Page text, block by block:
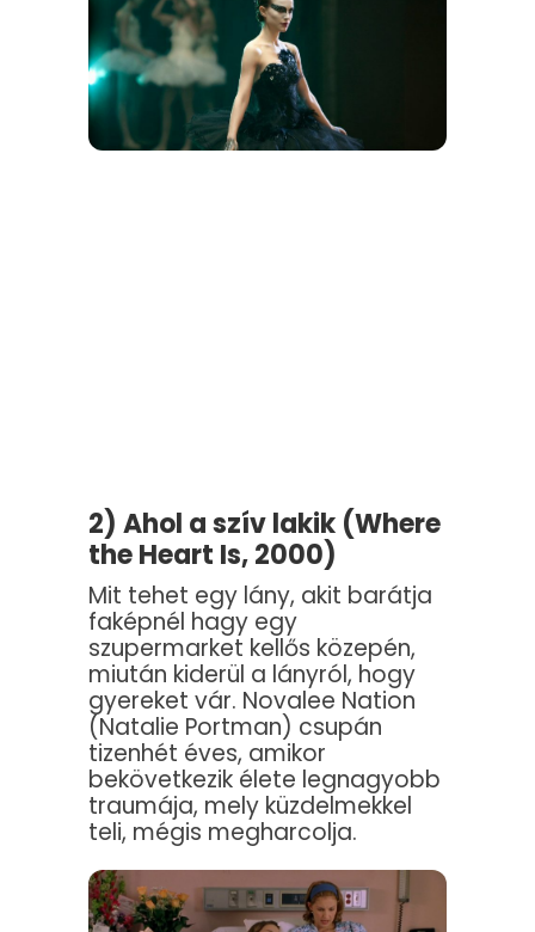
2) Ahol a szív lakik (Where
the Heart Is, 2000)
Mit tehet egy lány, akit barátja
faképnél hagy egy
szupermarket kellős közepén,
miután kiderül a lányról, hogy
gyereket vár. Novalee Nation
(Natalie Portman) csupán
tizenhét éves, amikor
bekövetkezik élete legnagyobb
traumája, mely küzdelmekkel
teli, mégis megharcolja.